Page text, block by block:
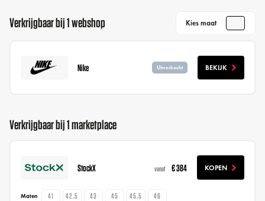
Verkrijgbaar bij 1 webshop Kies maat
Nike Uitverkocht BEKIJK
Verkrijgbaar bij 1 marketplace
StockX vanaf € 384 KOPEN
Maten 41 42.5 43 45 45.5 46